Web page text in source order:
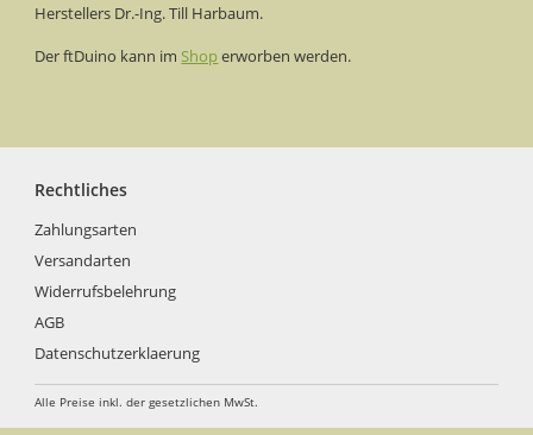
Herstellers Dr.-Ing. Till Harbaum.
Der ftDuino kann im Shoperworben werden.
Rechtliches
Zahlungsarten
Versandarten
Widerrufsbelehrung
AGB
Datenschutzerklaerung
Alle Preise inkl. der gesetzlichen MwSt.